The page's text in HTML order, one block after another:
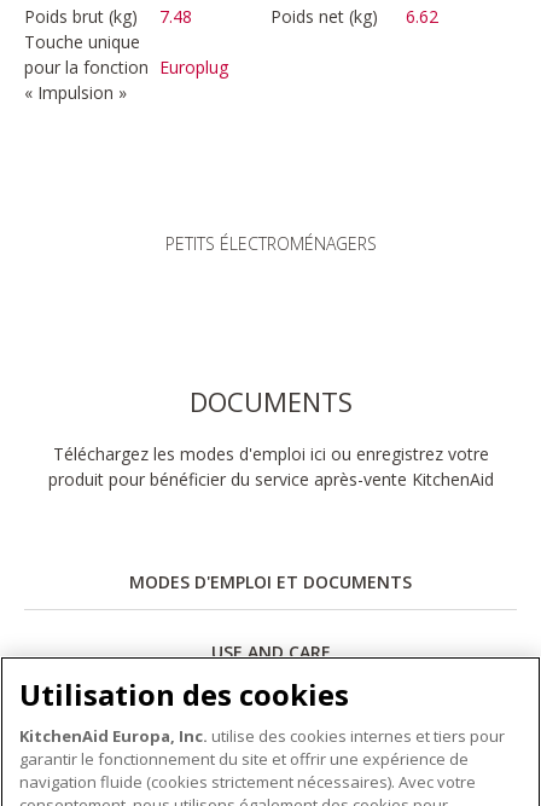
Poids brut (kg) 7.48 Poids net (kg)
6.62
Touche unique
pour la fonction
« Impulsion »
Europlug
PETITS ÉLECTROMÉNAGERS
DOCUMENTS
Téléchargez les modes d'emploi ici ou enregistrez votre
produit pour bénéficier du service après-vente KitchenAid
MODES D'EMPLOI ET DOCUMENTS
USE AND CARE
Télécharger
Utilisation des cookies
KitchenAid Europa, Inc. utilise des cookies internes et tiers pour
garantir le fonctionnement du site et offrir une expérience de
navigation fluide (cookies strictement nécessaires). Avec votre